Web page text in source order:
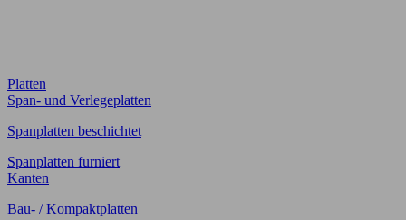
Platten
Span- und Verlegeplatten
Spanplatten beschichtet
Spanplatten furniert
Kanten
Bau- / Kompaktplatten